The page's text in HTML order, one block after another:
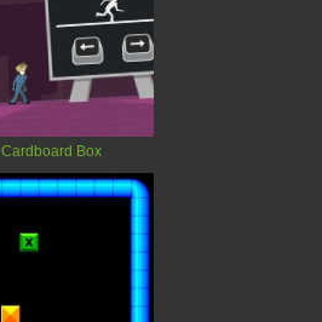
Cardboard Box